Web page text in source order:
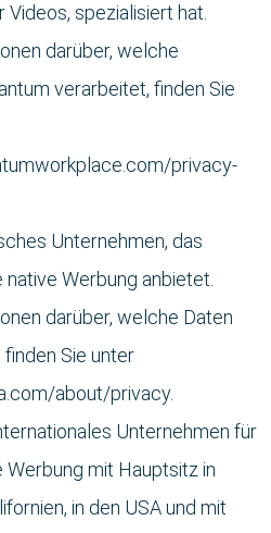
Videos, spezialisiert hat.
darüber, welche
verarbeitet, finden Sie
privacy-
Unternehmen, das
Werbung anbietet.
darüber, welche Daten
Sie unter
about/privacy.
Unternehmen für
mit Hauptsitz in
in den USA und mit